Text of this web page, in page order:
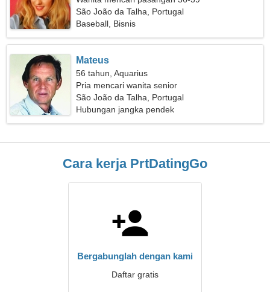
São João da Talha, Portugal
Baseball, Bisnis
Mateus
56 tahun, Aquarius
Pria mencari wanita senior
São João da Talha, Portugal
Hubungan jangka pendek
Cara kerja PrtDatingGo
Bergabunglah dengan kami
Daftar gratis